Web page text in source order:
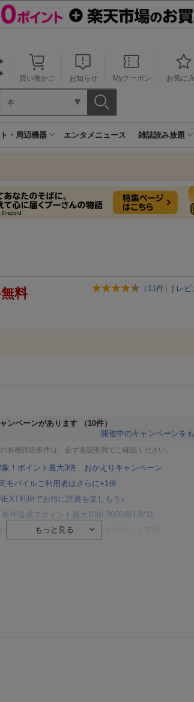
買い物かご お知らせ Myクーポン お気に
本
・周辺機器 エンタメニュース 雑誌読み放題
（ 11件） | レビ
料
ンペーンがあります
（10件）
開催中のキャンペーンを
各種詳細条件は、必ず各説明頁でご確認ください。
象！ポイント最大3倍 おかえりキャンペーン
モバイルご利用者はさらに+1倍
利用でお得に読書を楽しもう♪
件達成でポイント最大10倍 2026/8/1-8/31
件達成で楽天ブックス購入分がポイント20倍